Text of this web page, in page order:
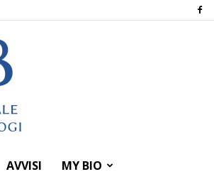
AVVISI MY BIO